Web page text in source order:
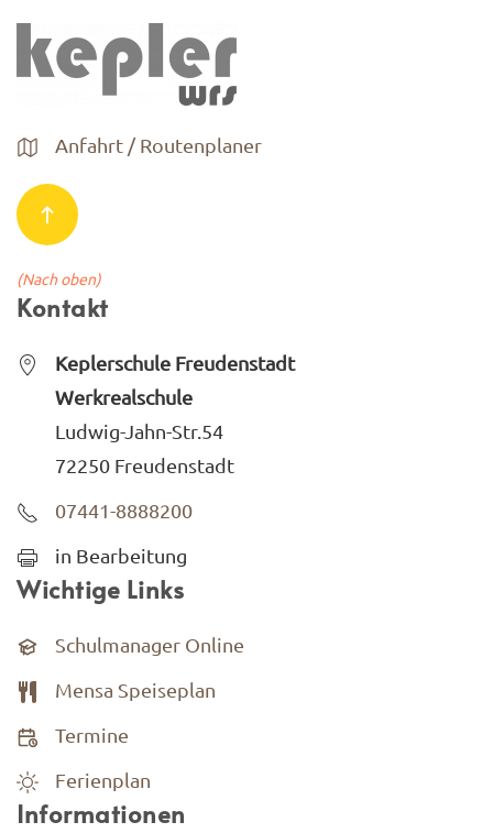
Anfahrt / Routenplaner
(Nach oben)
Kontakt
Keplerschule Freudenstadt
Werkrealschule
Ludwig-Jahn-Str.54
72250 Freudenstadt
07441-8888200
in Bearbeitung
Wichtige Links
Schulmanager Online
Mensa Speiseplan
Termine
Ferienplan
Informationen